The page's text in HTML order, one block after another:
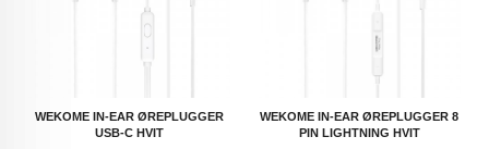
WEKOME IN-EAR ØREPLUGGER
USB-C HVIT
WEKOME IN-EAR ØREPLUGGER 8
PIN LIGHTNING HVIT